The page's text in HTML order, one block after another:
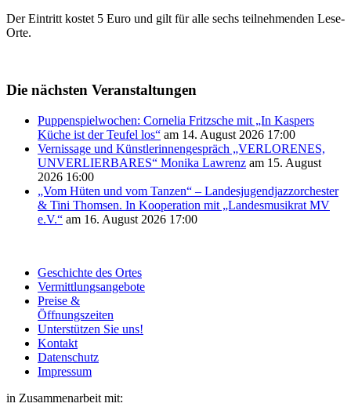
Der Eintritt kostet 5 Euro und gilt für alle sechs teilnehmenden Lese-
Orte.
Die nächsten Veranstaltungen
Puppenspielwochen: Cornelia Fritzsche mit „In Kaspers
Küche ist der Teufel los“ am 14. August 2026 17:00
Vernissage und Künstlerinnengespräch „VERLORENES,
UNVERLIERBARES“ Monika Lawrenz am 15. August
2026 16:00
„Vom Hüten und vom Tanzen“ – Landesjugendjazzorchester
& Tini Thomsen. In Kooperation mit „Landesmusikrat MV
e.V.“ am 16. August 2026 17:00
Geschichte des Ortes
Vermittlungsangebote
Preise &
Öffnungszeiten
Unterstützen Sie uns!
Kontakt
Datenschutz
Impressum
in Zusammenarbeit mit: